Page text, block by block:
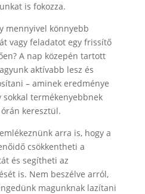
is fokozza.
mennyivel könnyebb
vagy feladatot egy frissítő
A nap közepén tartott
aktívabb lesz és
– aminek eredménye
termékenyebbnek
keresztül.
arra is, hogy a
csökkentheti a
és segítheti az
is. Nem beszélve arról,
magunknak lazítani